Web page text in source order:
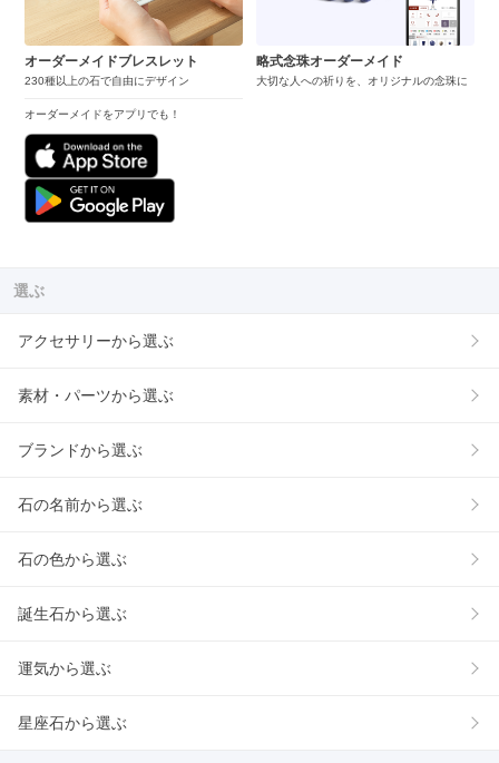
オーダーメイドブレスレット
230種以上の石で自由にデザイン
オーダーメイドをアプリでも！
略式念珠オーダーメイド
大切な人への祈りを、オリジナルの念珠に
選ぶ
アクセサリーから選ぶ
素材・パーツから選ぶ
ブランドから選ぶ
石の名前から選ぶ
石の色から選ぶ
誕生石から選ぶ
運気から選ぶ
星座石から選ぶ